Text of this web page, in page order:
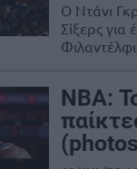
Ο Ντάνι
Σίξερς για
ΝΒΑ: